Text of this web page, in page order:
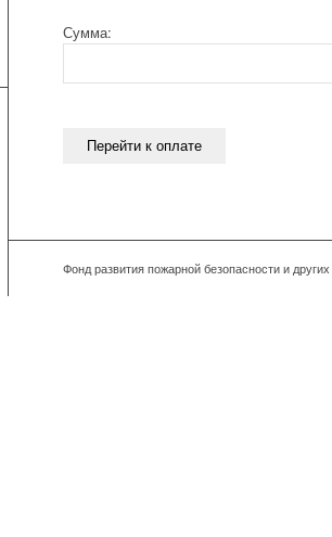
Сумма:
Фонд развития пожарной безопасности и